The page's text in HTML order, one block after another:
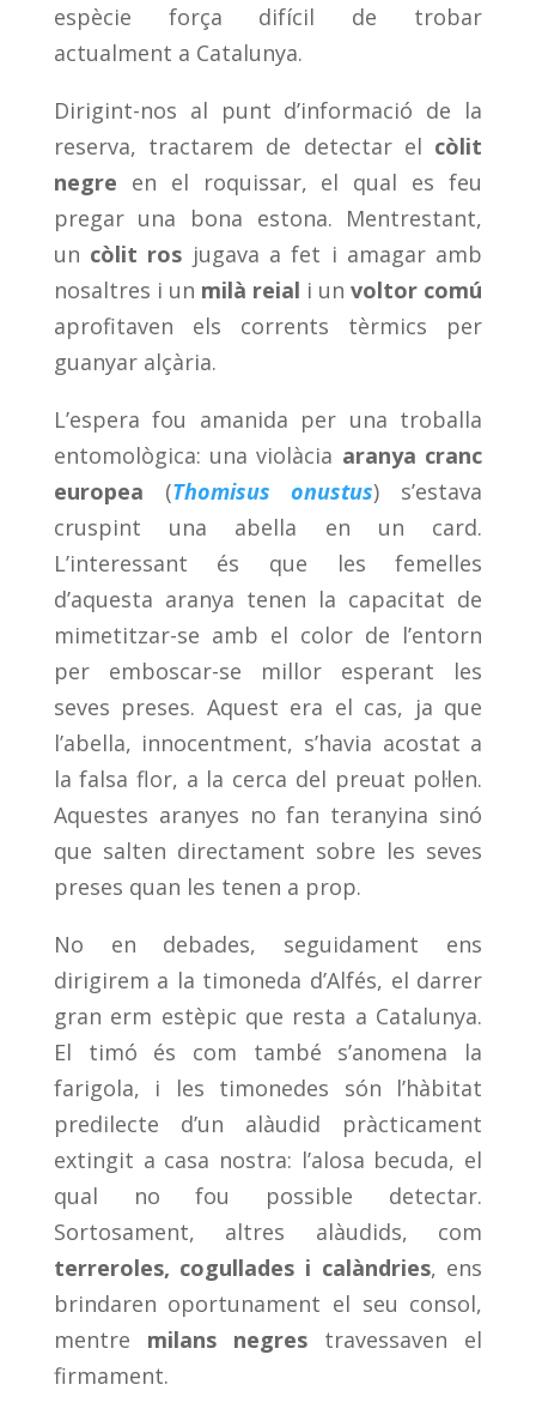
espècie força difícil de trobar
actualment a Catalunya.
Dirigint-nos al punt d’informació de la
reserva, tractarem de detectar el còlit
negre en el roquissar, el qual es feu
pregar una bona estona. Mentrestant,
un còlit ros jugava a fet i amagar amb
nosaltres i un milà reial i unvoltor comú
aprofitaven els corrents tèrmics per
guanyar alçària.
L’espera fou amanida per una troballa
entomològica: una violàcia aranya cranc
europea (Thomisus onustus) s’estava
cruspint una abella en un card.
L’interessant és que les femelles
d’aquesta aranya tenen la capacitat de
mimetitzar-se amb el color de l’entorn
per emboscar-se millor esperant les
seves preses. Aquest era el cas, ja que
l’abella, innocentment, s’havia acostat a
la falsa flor, a la cerca del preuat pol·len.
Aquestes aranyes no fan teranyina sinó
que salten directament sobre les seves
preses quan les tenen a prop.
No en debades, seguidament ens
dirigirem a la timoneda d’Alfés, el darrer
gran erm estèpic que resta a Catalunya.
El timó és com també s’anomena la
farigola, i les timonedes són l’hàbitat
predilecte d’un alàudid pràcticament
extingit a casa nostra: l’alosa becuda, el
qual no fou possible detectar.
Sortosament, altres alàudids, com
terreroles, cogullades i calàndries, ens
brindaren oportunament el seu consol,
mentre milans negres travessaven el
firmament.